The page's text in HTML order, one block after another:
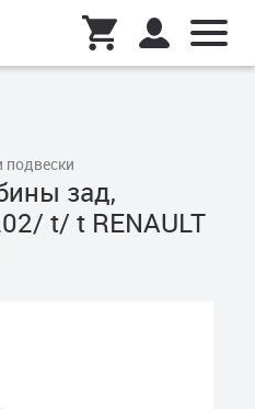
подвески
зад,
t/ t RENAULT